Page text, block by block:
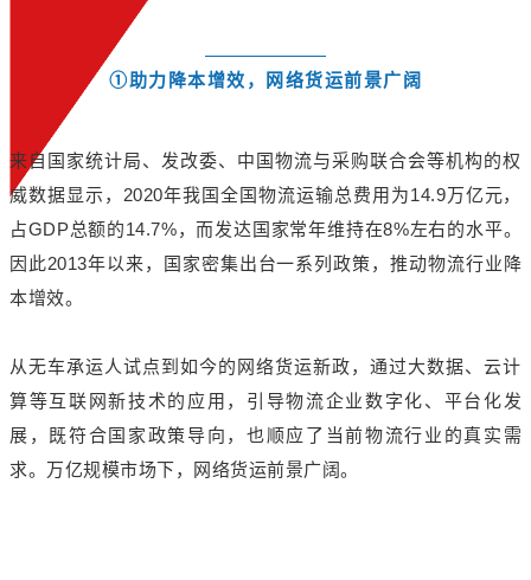
①助力降本增效，网络货运前景广阔
来自国家统计局、发改委、中国物流与采购联合会等机构的权
威数据显示，2020年我国全国物流运输总费用为14.9万亿元，
占GDP总额的14.7%，而发达国家常年维持在8%左右的水平。
因此2013年以来，国家密集出台一系列政策，推动物流行业降
本增效。
从无车承运人试点到如今的网络货运新政，通过大数据、云计
算等互联网新技术的应用，引导物流企业数字化、平台化发
展，既符合国家政策导向，也顺应了当前物流行业的真实需
求。万亿规模市场下，网络货运前景广阔。